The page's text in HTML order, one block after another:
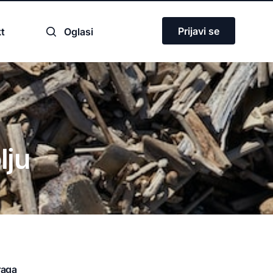
Oglasi Prijavi se